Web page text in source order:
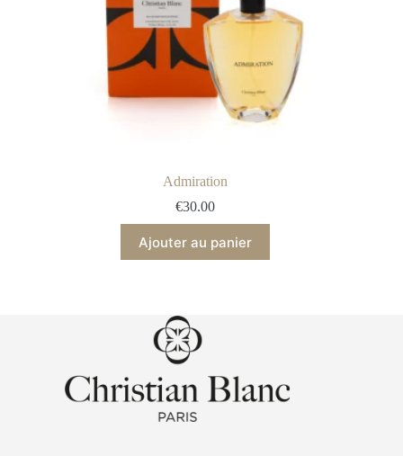
Admiration
€30.00
Ajouter au panier